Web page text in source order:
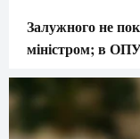
Залужного не
міністром; в